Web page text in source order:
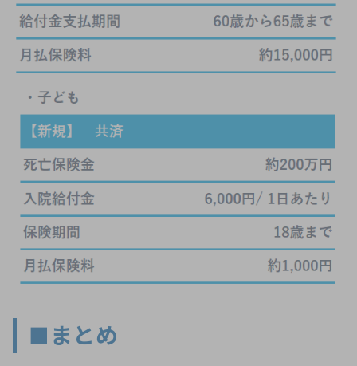
■まとめ